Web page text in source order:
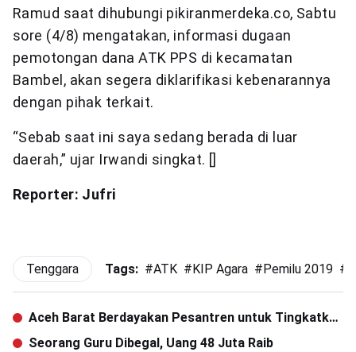
Ramud saat dihubungi pikiranmerdeka.co, Sabtu
sore (4/8) mengatakan, informasi dugaan
pemotongan dana ATK PPS di kecamatan
Bambel, akan segera diklarifikasi kebenarannya
dengan pihak terkait.
“Sebab saat ini saya sedang berada di luar
daerah,” ujar Irwandi singkat. []
Reporter: Jufri
Tenggara Tags: #ATK #KIP Agara #Pemilu 2019 #
Aceh Barat Berdayakan Pesantren untuk Tingkatkan
Produksi Ayam dan Telur
Seorang Guru Dibegal, Uang 48 Juta Raib